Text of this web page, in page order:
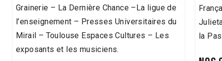
Grainerie – La Dernière Chance –La ligue de
l’enseignement – Presses Universitaires du
Mirail – Toulouse Espaces Cultures – Les
exposants et les musiciens.
la